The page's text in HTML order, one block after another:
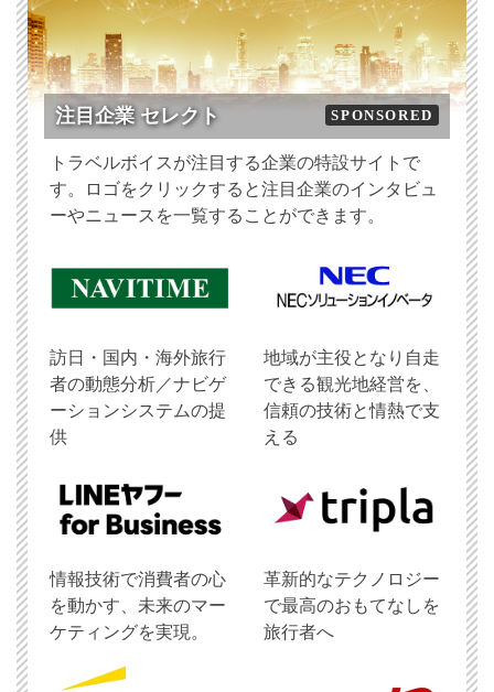
注目企業 セレクト SPONSORED
トラベルボイスが注目する企業の特設サイトで
す。ロゴをクリックすると注目企業のインタビュ
ーやニュースを一覧することができます。
訪日・国内・海外旅行
者の動態分析／ナビゲ
ーションシステムの提
供
地域が主役となり自走
できる観光地経営を、
信頼の技術と情熱で支
える
情報技術で消費者の心
を動かす、未来のマー
ケティングを実現。
革新的なテクノロジー
で最高のおもてなしを
旅行者へ